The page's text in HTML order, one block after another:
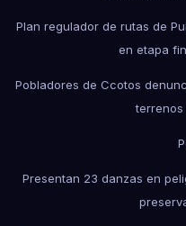
Plan regulador de rutas de
en etapa
Pobladores de Ccotos
Presentan 23 danzas en